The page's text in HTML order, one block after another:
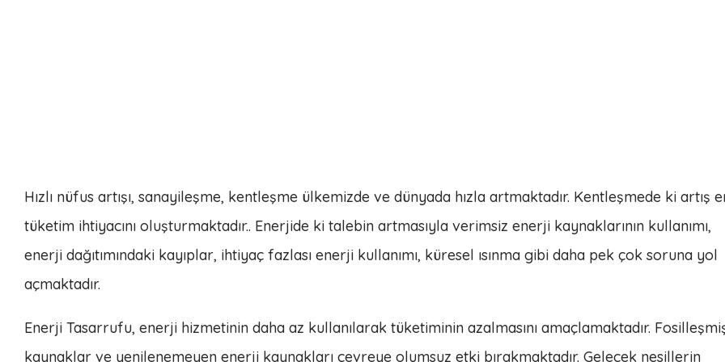
Hızlı nüfus artışı, sanayileşme, kentleşme ülkemizde ve dünyada hızla artmaktadır. Kentleşmede ki artış
tüketim ihtiyacını oluşturmaktadır.. Enerjide ki talebin artmasıyla verimsiz enerji kaynaklarının kullanımı,
enerji dağıtımındaki kayıplar, ihtiyaç fazlası enerji kullanımı, küresel ısınma gibi daha pek çok soruna yol
açmaktadır.
Enerji Tasarrufu, enerji hizmetinin daha az kullanılarak tüketiminin azalmasını amaçlamaktadır.
kaynaklar ve yenilenemeyen enerji kaynakları çevreye olumsuz etki bırakmaktadır. Gelecek nesillerin